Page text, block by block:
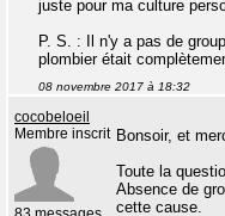
juste pour ma culture
P. S. : Il n'y a pas de
plombier était
08 novembre 2017 à 18:32
cocobeloeil
Membre inscrit Bonsoir, et
Toute la
Absence de
cette cause.